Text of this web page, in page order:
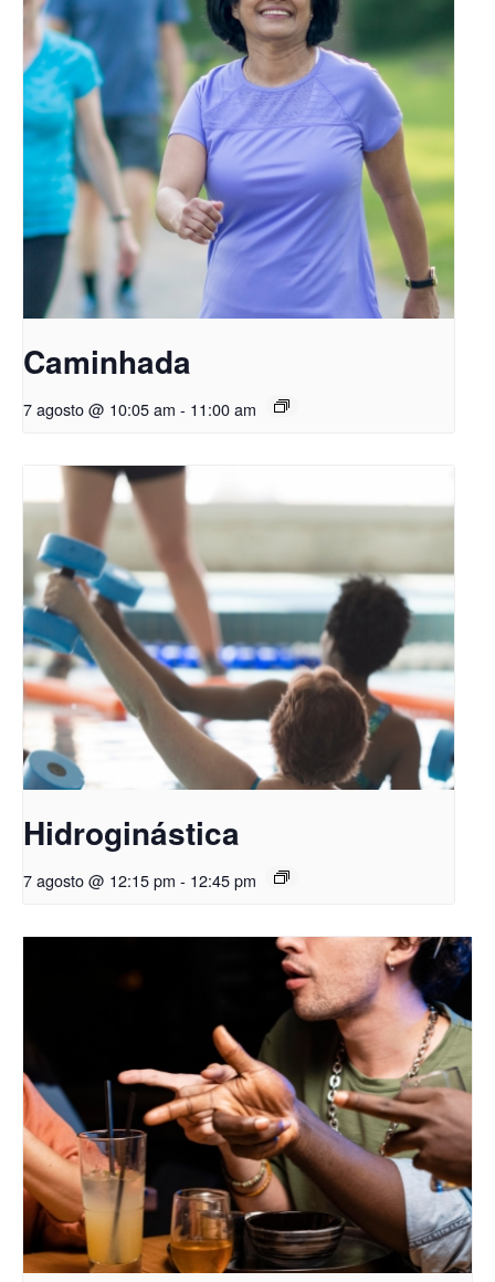
Caminhada
7 agosto @ 10:05 am - 11:00 am
Hidroginástica
7 agosto @ 12:15 pm - 12:45 pm